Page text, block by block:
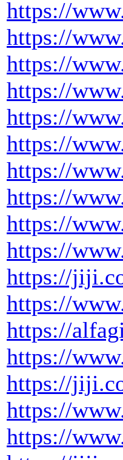
https://
https://
https://
https://
https://
https://
https://
https://
https://
https://
https://
https://
https://
https://
https://
https://
https://